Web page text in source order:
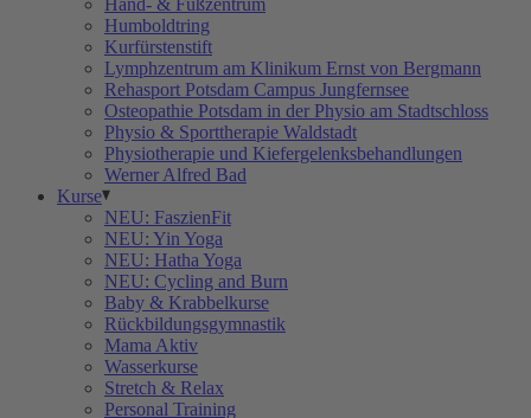
Hand- & Fußzentrum
Humboldtring
Kurfürstenstift
Lymphzentrum am Klinikum Ernst von Bergmann
Rehasport Potsdam Campus Jungfernsee
Osteopathie Potsdam in der Physio am Stadtschloss
Physio & Sporttherapie Waldstadt
Physiotherapie und Kiefergelenksbehandlungen
Werner Alfred Bad
Kurse
NEU: FaszienFit
NEU: Yin Yoga
NEU: Hatha Yoga
NEU: Cycling and Burn
Baby & Krabbelkurse
Rückbildungsgymnastik
Mama Aktiv
Wasserkurse
Stretch & Relax
Personal Training